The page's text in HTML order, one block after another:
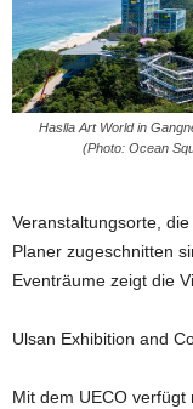
Haslla Art World in
(Photo: Ocean
Veranstaltungsorte,
Planer zugeschnitten
Eventräume zeigt die
Ulsan Exhibition and
Mit dem UECO